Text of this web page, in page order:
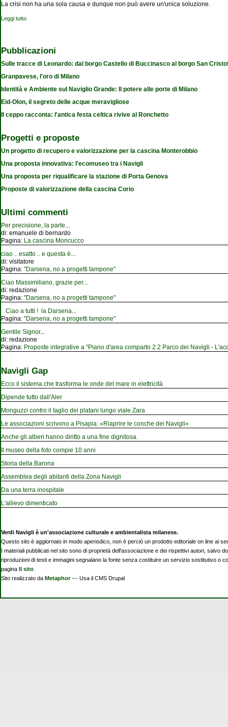
La crisi non ha una sola causa e dunque non può avere un'unica soluzione.
Leggi tutto
Pubblicazioni
Sulle tracce di Leonardo: dal borgo Castello di Buccinasco al borgo San
Granpavese, l'oro di Milano
Identità e Ambiente sul Naviglio Grande: Il potere alle porte di Milano
Eid-Olon, il segreto delle acque meravigliose
Il ceppo racconta: l'antica festa celtica rivive al Ronchetto
Progetti e proposte
Un progetto di recupero e valorizzazione per la cascina Monterobbio
Una proposta innovativa: l'ecomuseo tra i Navigli
Una proposta per riqualificare la stazione di Porta Genova
Proposte di valorizzazione della cascina Corio
Ultimi commenti
Per precisione, la parte...
di: emanuele di bernardo
Pagina: La cascina Moncucco
ciao .. esatto .. e questa è...
di: visitatore
Pagina: "Darsena, no a progetti tampone"
Ciao Massimiliano, grazie per...
di: redazione
Pagina: "Darsena, no a progetti tampone"
Ciao a tutti ! la Darsena...
Pagina: "Darsena, no a progetti tampone"
Gentile Signor...
di: redazione
Pagina: Proposte integrative a "Piano d'area comparto 2.2 Parco dei Navigli -
Navigli Gap
Ecco il sistema che trasforma le onde del mare in elettricità
Dipende tutto dall'Aler
Monguzzi contro il taglio dei platani lungo viale Zara
Le associazioni scrivono a Pisapia: «Riaprire le conche dei Navigli»
Anche gli alberi hanno diritto a una fine dignitosa.
Il museo della foto compie 10 anni
Storia della Barona
Assemblea degli abitanti della Zona Navigli
Da una terra inospitale
L'allievo dimenticato
Verdi Navigli è un'associazione culturale e ambientalista milanese.
Questo sito è aggiornato in modo aperiodico, non è perciò un prodotto editoriale on line ai
I materiali pubblicati nel sito sono di proprietà dell'associazione e dei rispettivi autori,
riproduzioni di testi e immagini segnalano la fonte senza costituire un servizio sostitutivo o
pagina
Il sito.
Sito realizzato da Metaphor--- Usa il CMS Drupal